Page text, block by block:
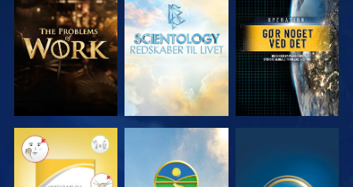
UDFORSK
SERIEN
UDFORSK
SERIEN
SE
SE SE SE